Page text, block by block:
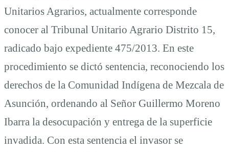
Unitarios Agrarios, actualmente corresponde
conocer al Tribunal Unitario Agrario Distrito 15,
radicado bajo expediente 475/2013. En este
procedimiento se dictó sentencia, reconociendo los
derechos de la Comunidad Indígena de Mezcala de
Asunción, ordenando al Señor Guillermo Moreno
Ibarra la desocupación y entrega de la superficie
invadida. Con esta sentencia el invasor se